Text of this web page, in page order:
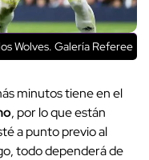
Wolves. Galería Referee
minutos tiene en el
, por lo que están
a punto previo al
todo dependerá de